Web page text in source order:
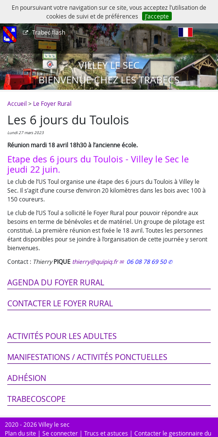
En poursuivant votre navigation sur ce site, vous acceptez l’utilisation de
cookies de suivi et de préférences
J’accepte
Trabec flash
VILLEY LE SEC
BIENVENUE CHEZ LES TRABECS
Accueil > Le Foyer Rural
Les 6 jours du Toulois
lundi 27 mars 2023
Réunion mardi 18 avril 18h30 à l’ancienne école.
Etape des 6 jours du Toulois - Villey le Sec le
jeudi 22 juin.
Le club de l’US Toul organise une étape des 6 jours du Toulois à Villey le
Sec. Il s’agit d’une course d’environ 20 kilomètres dans les bois avec 100 à
150 coureurs.
Le club de l’US Toul a sollicité le Foyer Rural pour pouvoir répondre aux
besoins en terme de bénévoles et de matériel. Un groupe de pilotage est
constitué. La première réunion est fixée le 18 avril. Toutes les personnes
étant disponibles pour se joindre à l’organisation de cette journée y seront
bienvenues.
Contact : Thierry PIQUE thierry@quipiq.fr 06 08 78 69 50
AGENDA DU FOYER RURAL
CONTACTER LE FOYER RURAL
ACTIVITÉS POUR LES ADULTES
MANIFESTATIONS / ACTIVITÉS PONCTUELLES
ADHÉSION
TRABECOSCOPE
2020 - 2026 Villey le sec
Plan du site | Se connecter | Trucs et astuces | Contacter le gestionnaire du